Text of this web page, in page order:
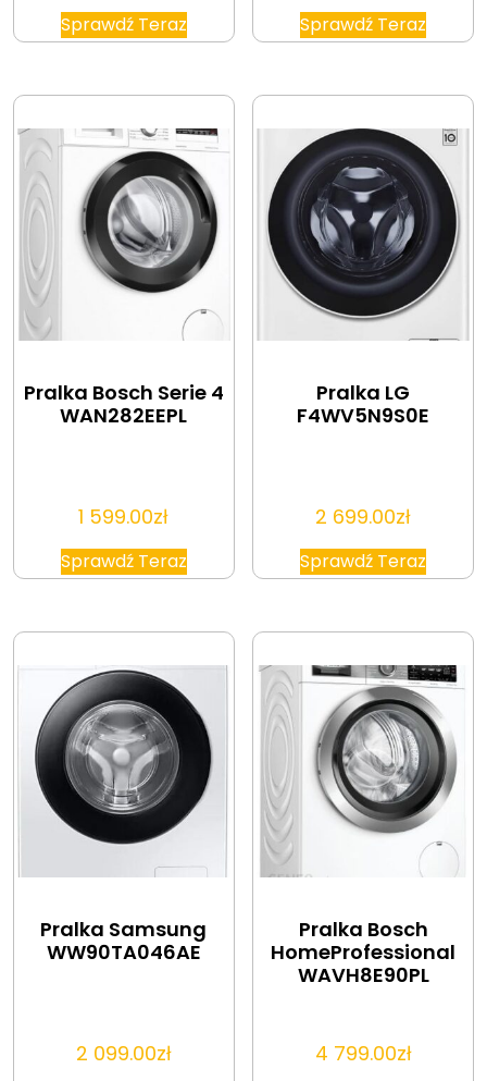
Sprawdź Teraz Sprawdź Teraz
Pralka Bosch Serie 4
WAN282EEPL
1 599.00zł
Sprawdź Teraz
Pralka LG
F4WV5N9S0E
2 699.00zł
Sprawdź Teraz
Pralka Samsung
WW90TA046AE
2 099.00zł
Pralka Bosch
HomeProfessional
WAVH8E90PL
4 799.00zł